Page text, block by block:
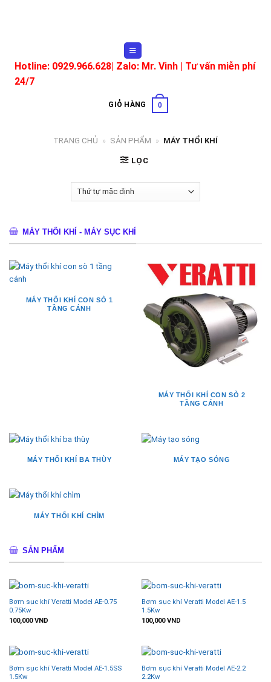
Hotline: 0929.966.628| Zalo: Mr. Vinh | Tư vấn miễn phí
24/7
GIỎ HÀNG 0
TRANG CHỦ » SẢN PHẨM » MÁY THỔI KHÍ
LỌC
MÁY THỔI KHÍ - MÁY SỤC KHÍ
MÁY THỔI KHÍ CON SÒ 1
TẦNG CÁNH
MÁY THỔI KHÍ CON SÒ 2
TẦNG CÁNH
MÁY THỔI KHÍ BA THÙY MÁY TẠO SÓNG
MÁY THỔI KHÍ CHÌM
SẢN PHẨM
Bơm sục khí Veratti Model AE-0.75
0.75Kw
100,000VND
Bơm sục khí Veratti Model AE-1.5
1.5Kw
100,000VND
Bơm sục khí Veratti Model AE-1.5SS
1.5Kw
Bơm sục khí Veratti Model AE-2.2
2.2Kw